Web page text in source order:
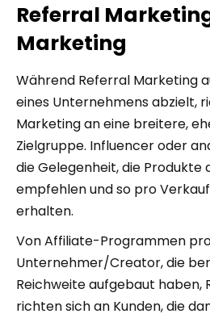
Referral
Marketing
Während Referral Marketing
eines Unternehmens abzielt,
Marketing an eine breitere,
Zielgruppe. Influencer oder
die Gelegenheit, die Produkte
empfehlen und so pro
erhalten.
Von Affiliate-Programmen
Unternehmer/Creator, die
Reichweite aufgebaut
richten sich an Kunden, die